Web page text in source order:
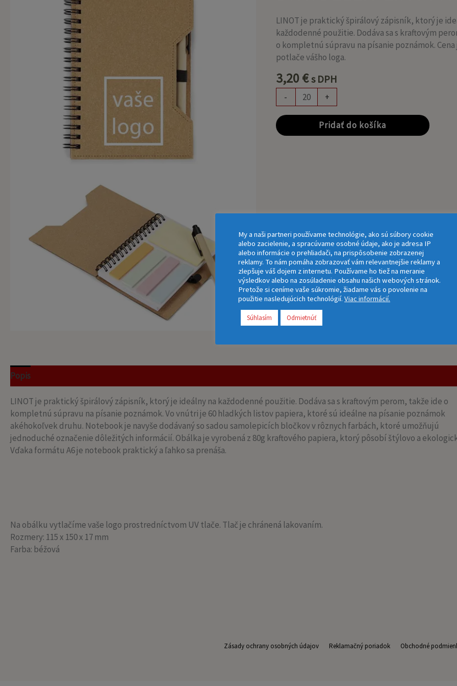
LINOT je praktický špirálový zápisník, ktorý je
každodenné použitie. Dodáva sa s kraftovým
o kompletnú súpravu na písanie poznámok.
potlače vášho loga.
3,20 € s DPH
- +
Pridať do košíka
Popis
LINOT je praktický špirálový zápisník, ktorý je ideálny na každodenné použitie. Dodáva sa s kraftovým perom, takže ide o
kompletnú súpravu na písanie poznámok. Vo vnútri je 60 hladkých listov papiera, ktoré sú ideálne na písanie poznámok
akéhokoľvek druhu. Notebook je navyše dodávaný so sadou samolepicích bločkov v rôznych farbách, ktoré umožňujú
jednoduché označenie dôležitých informácií. Obálka je vyrobená z 80g kraftového papiera, ktorý pôsobí štýlovo a
Vďaka formátu A6 je notebook praktický a ľahko sa prenáša.
Na obálku vytlačíme vaše logo prostredníctvom UV tlače. Tlač je chránená lakovaním.
Rozmery: 115 x 150 x 17 mm
Farba: béžová
Zásady ochrany osobných údajov Reklamačný poriadok Obchodné
My a naši partneri používame technológie, ako sú súbory cookie
alebo zacielenie, a spracúvame osobné údaje, ako je adresa IP
alebo informácie o prehliadači, na prispôsobenie zobrazenej
reklamy. To nám pomáha zobrazovať vám relevantnejšie reklamy a
zlepšuje váš dojem z internetu. Používame ho tiež na meranie
výsledkov alebo na zosúladenie obsahu našich webových stránok.
Pretože si ceníme vaše súkromie, žiadame vás o povolenie na
použitie nasledujúcich technológií. Viac informácií.
Súhlasím Odmietnúť